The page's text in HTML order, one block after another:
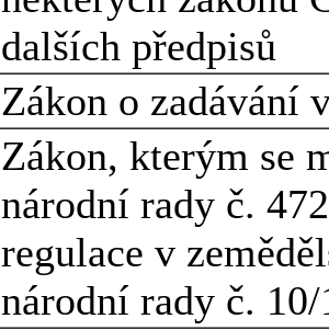
dalších předpisů
Zákon o zadávání
Zákon, kterým se
národní rady č.
regulace v
národní rady č. 10/